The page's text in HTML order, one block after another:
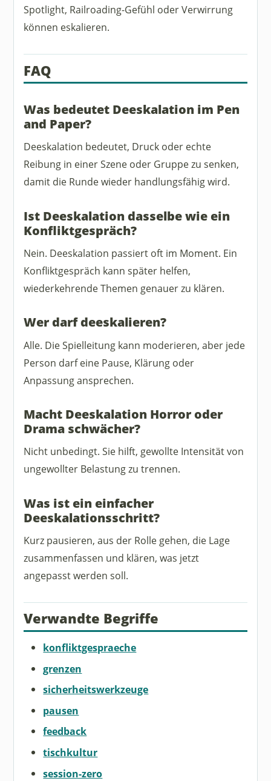
Spotlight, Railroading-Gefühl oder Verwirrung
können eskalieren.
FAQ
Was bedeutet Deeskalation im Pen
and Paper?
Deeskalation bedeutet, Druck oder echte
Reibung in einer Szene oder Gruppe zu senken,
damit die Runde wieder handlungsfähig wird.
Ist Deeskalation dasselbe wie ein
Konfliktgespräch?
Nein. Deeskalation passiert oft im Moment. Ein
Konfliktgespräch kann später helfen,
wiederkehrende Themen genauer zu klären.
Wer darf deeskalieren?
Alle. Die Spielleitung kann moderieren, aber jede
Person darf eine Pause, Klärung oder
Anpassung ansprechen.
Macht Deeskalation Horror oder
Drama schwächer?
Nicht unbedingt. Sie hilft, gewollte Intensität von
ungewollter Belastung zu trennen.
Was ist ein einfacher
Deeskalationsschritt?
Kurz pausieren, aus der Rolle gehen, die Lage
zusammenfassen und klären, was jetzt
angepasst werden soll.
Verwandte Begriffe
konfliktgespraeche
grenzen
sicherheitswerkzeuge
pausen
feedback
tischkultur
session-zero